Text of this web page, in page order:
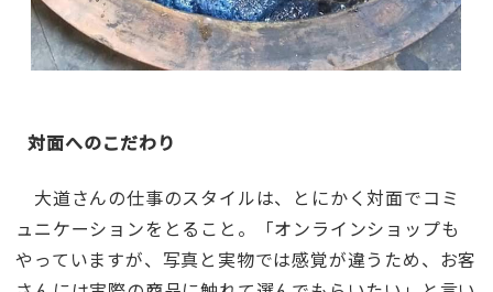
対面へのこだわり
大道さんの仕事のスタイルは、とにかく対面でコミ
ュニケーションをとること。「オンラインショップも
やっていますが、写真と実物では感覚が違うため、お客